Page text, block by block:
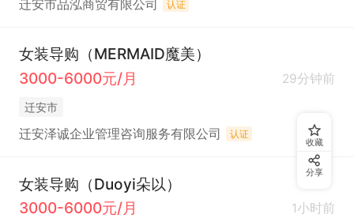
迁安市品泓商贸有限公司 认证
女装导购（MERMAID魔美）
3000-6000元/月
29分钟前
迁安市
迁安泽诚企业管理咨询服务有限公司 认证
女装导购（Duoyi朵以）
3000-6000元/月
1小时前
收藏
分享